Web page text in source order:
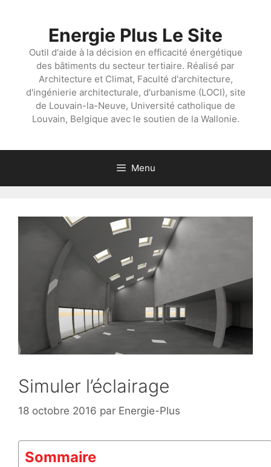
Energie Plus Le Site
Outil d'aide à la décision en efficacité énergétique
des bâtiments du secteur tertiaire. Réalisé par
Architecture et Climat, Faculté d'architecture,
d'ingénierie architecturale, d'urbanisme (LOCI), site
de Louvain-la-Neuve, Université catholique de
Louvain, Belgique avec le soutien de la Wallonie.
Menu
Simuler l’éclairage
18 octobre 2016 par Energie-Plus
Sommaire